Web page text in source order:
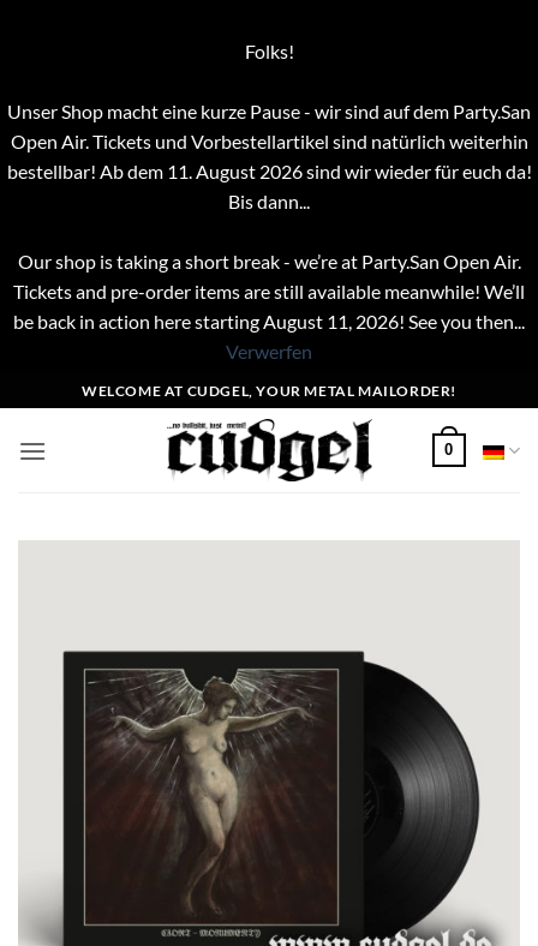
Folks!
Unser Shop macht eine kurze Pause - wir sind auf dem Party.San
Open Air. Tickets und Vorbestellartikel sind natürlich weiterhin
bestellbar! Ab dem 11. August 2026 sind wir wieder für euch da!
Bis dann...
Our shop is taking a short break - we’re at Party.San Open Air.
Tickets and pre-order items are still available meanwhile! We’ll
be back in action here starting August 11, 2026! See you then...
Verwerfen
Inhalt
springen
WELCOME AT CUDGEL, YOUR METAL MAILORDER!
0